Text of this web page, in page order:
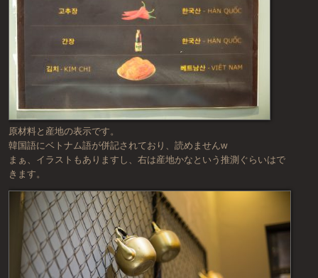
原材料と産地の表示です。
韓国語にベトナム語が併記されており、読めませんw
まぁ、イラストもありますし、右は産地かなという推測ぐらいはで
きます。